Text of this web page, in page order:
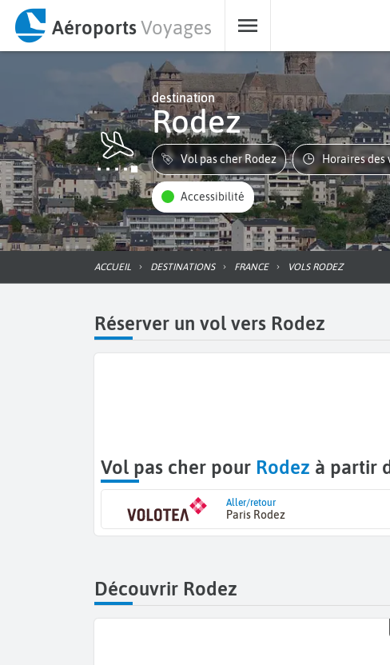
AéroportsVoyages
destination
Rodez
Vol pas cher Rodez Horaires des
Accessibilité
ACCUEIL DESTINATIONS FRANCE VOLS RODEZ
Réserver un vol vers Rodez
Vol pas cher pour Rodez à partir
Aller/retour
Paris Rodez
Découvrir Rodez